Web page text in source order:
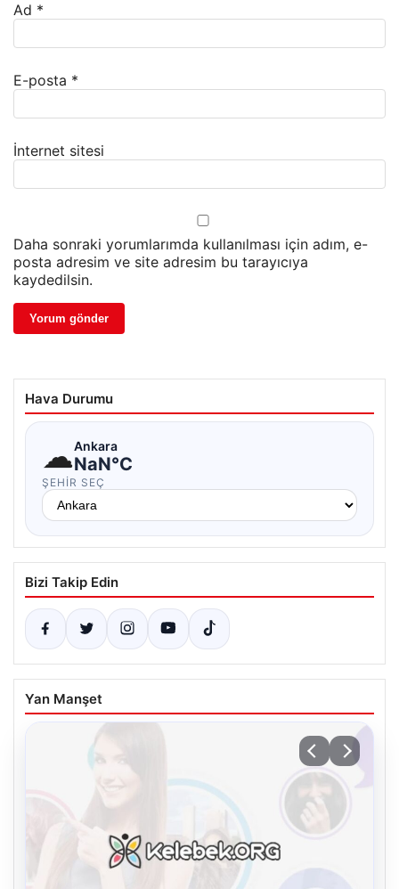
Ad *
E-posta *
İnternet sitesi
Daha sonraki yorumlarımda kullanılması için adım, e-
posta adresim ve site adresim bu tarayıcıya
kaydedilsin.
Hava Durumu
☁Ankara
NaN°C
ŞEHIR SEÇ
Bizi Takip Edin
Yan Manşet